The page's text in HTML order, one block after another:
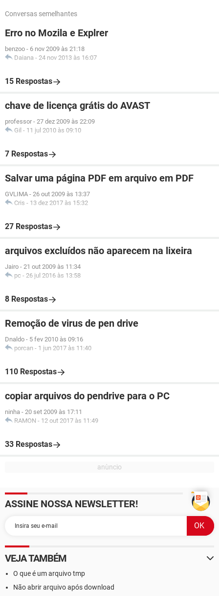
Conversas semelhantes
Erro no Mozila e Explrer
benzoo - 6 nov 2009 às 21:18
Daiana - 24 nov 2013 às 16:07
15 Respostas
chave de licença grátis do AVAST
professor - 27 dez 2009 às 22:09
Gil - 11 jul 2010 às 09:10
7 Respostas
Salvar uma página PDF em arquivo em PDF
GVLIMA - 26 out 2009 às 13:37
Cris - 13 dez 2017 às 15:32
27 Respostas
arquivos excluídos não aparecem na lixeira
Jairo - 21 out 2009 às 11:34
pc - 26 jul 2016 às 13:58
8 Respostas
Remoção de virus de pen drive
Dnaldo - 5 fev 2010 às 09:16
porcan - 1 jun 2017 às 11:40
110 Respostas
copiar arquivos do pendrive para o PC
ninha - 20 set 2009 às 17:11
RAMON - 12 out 2017 às 11:49
33 Respostas
ASSINE NOSSA NEWSLETTER!
VEJA TAMBÉM
O que é um arquivo tmp
Não abrir arquivo após download